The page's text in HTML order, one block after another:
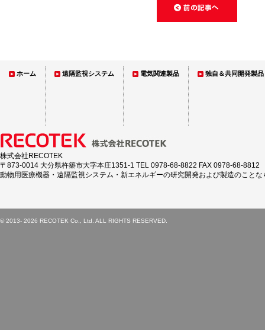
ホーム 遠隔監視システム 電気関連製品 独自＆共同開発製品
株式会社RECOTEK
〒873-0014 大分県杵築市大字本庄1351-1 TEL 0978-68-8822 FAX 0978-68-8812
動物用医療機器・遠隔監視システム・新エネルギーの研究開発および製造のこと
© 2013- 2026 RECOTEK Co., Ltd. ALL RIGHTS RESERVED.